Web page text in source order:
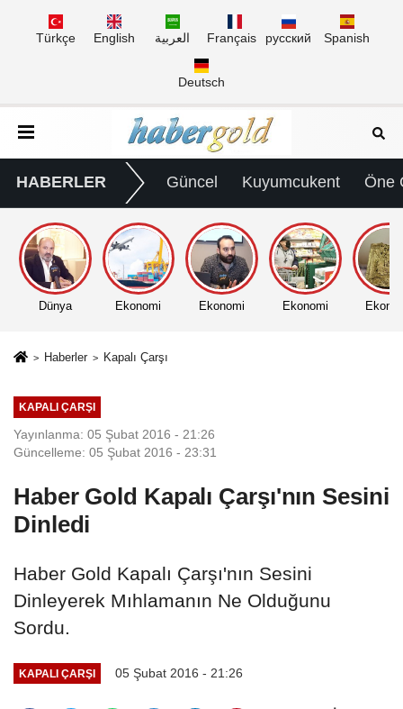
Türkçe English العربية Français русский Spanish
Deutsch
HABERLER Güncel Kuyumcukent Öne
Dünya Ekonomi Ekonomi Ekonomi
Haberler Kapalı Çarşı
KAPALI ÇARŞI
Yayınlanma: 05 Şubat 2016 - 21:26
Güncelleme: 05 Şubat 2016 - 23:31
Haber Gold Kapalı Çarşı'nın Sesini
Dinledi
Haber Gold Kapalı Çarşı'nın Sesini
Dinleyerek Mıhlamanın Ne Olduğunu
Sordu.
KAPALI ÇARŞI 05 Şubat 2016 - 21:26